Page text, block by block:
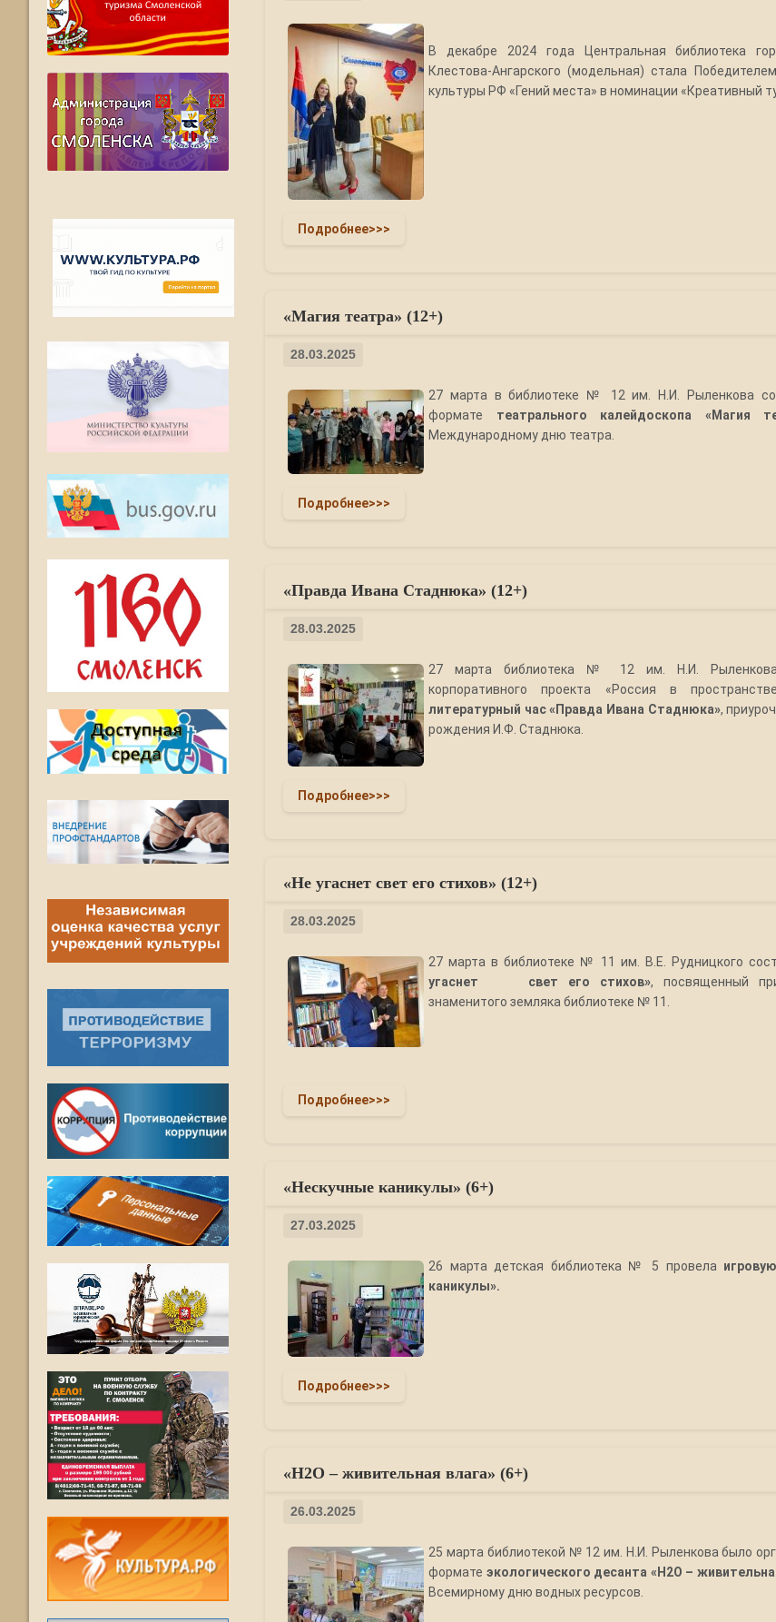
В декабре 2024 года Центральная библиотека
Клестова-Ангарского (модельная) стала
культуры РФ «Гений места» в номинации «Креативный
Подробнее>>>
«Магия театра» (12+)
28.03.2025
27 марта в библиотеке № 12 им. Н.И. Рыленкова
формате театрального калейдоскопа «Магия
Международному дню театра.
Подробнее>>>
«Правда Ивана Стаднюка» (12+)
28.03.2025
27 марта библиотека № 12 им. Н.И.
корпоративного проекта «Россия в
литературный час «Правда Ивана Стаднюка»,
рождения И.Ф. Стаднюка.
Подробнее>>>
«Не угаснет свет его стихов» (12+)
28.03.2025
27 марта в библиотеке № 11 им. В.Е. Рудницкого
угаснет свет его стихов», посвященный
знаменитого земляка библиотеке № 11.
Подробнее>>>
«Нескучные каникулы» (6+)
27.03.2025
26 марта детская библиотека № 5 провела
каникулы».
Подробнее>>>
«H2O – живительная влага» (6+)
26.03.2025
25 марта библиотекой № 12 им. Н.И. Рыленкова было
формате экологического десанта «H2O –
Всемирному дню водных ресурсов.